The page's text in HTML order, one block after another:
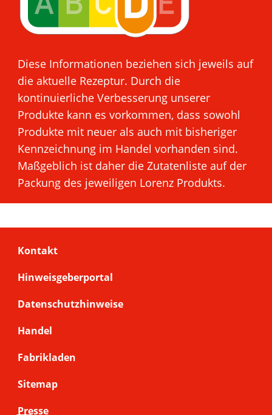
Diese Informationen beziehen sich jeweils auf
die aktuelle Rezeptur. Durch die
kontinuierliche Verbesserung unserer
Produkte kann es vorkommen, dass sowohl
Produkte mit neuer als auch mit bisheriger
Kennzeichnung im Handel vorhanden sind.
Maßgeblich ist daher die Zutatenliste auf der
Packung des jeweiligen Lorenz Produkts.
Footer
menu
Kontakt
Hinweisgeberportal
Datenschutzhinweise
Handel
Fabrikladen
Sitemap
Presse